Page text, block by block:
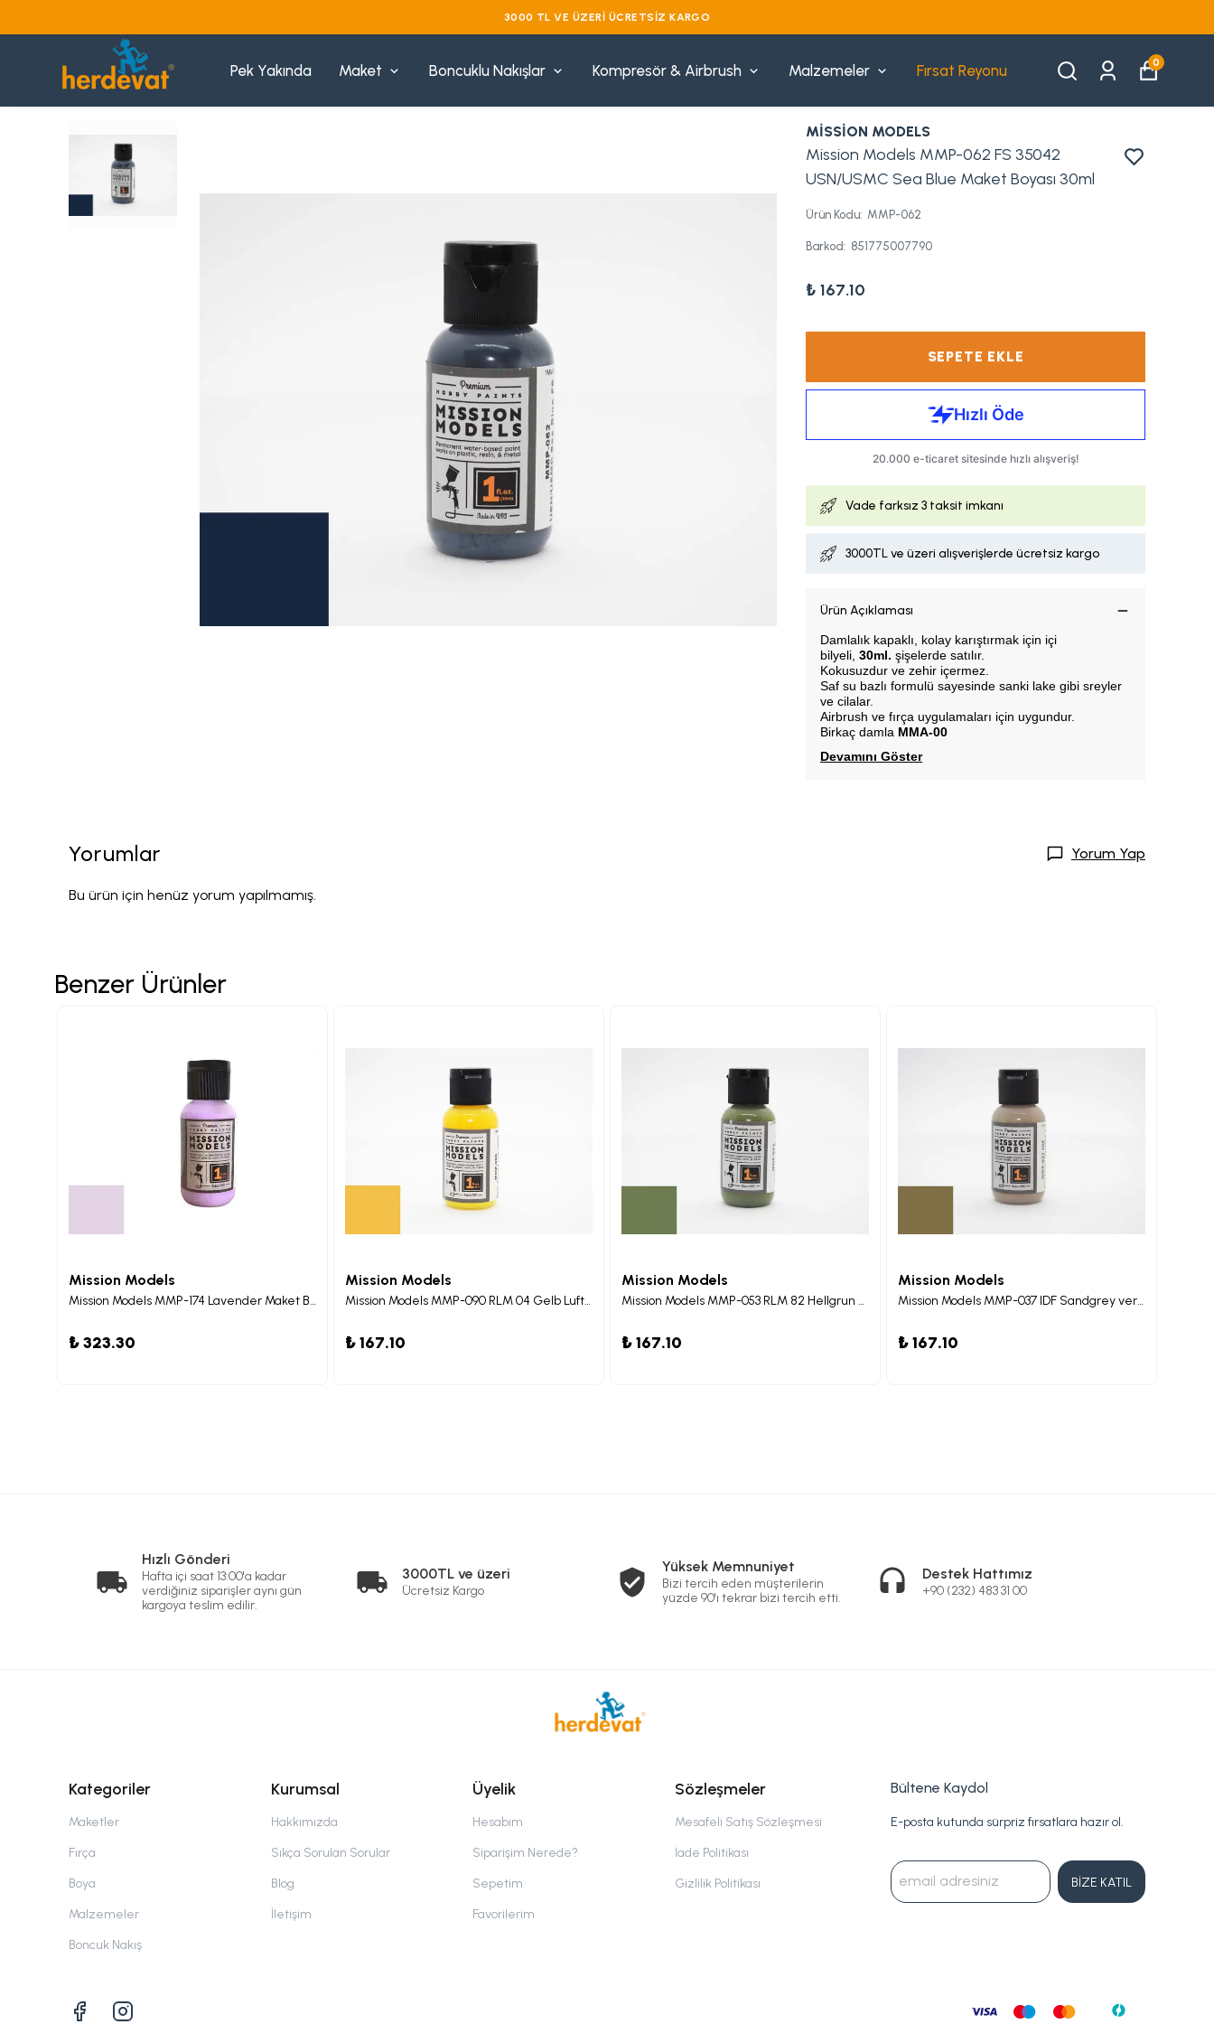
3000 TL VE ÜZERI ÜCRETSIZ KARGO
Pek Yakında Maket Boncuklu Nakışlar Kompresör & Airbrush Malzemeler Fırsat Reyonu 0
MİSSİON MODELS
Mission Models MMP-062 FS 35042
USN/USMC Sea Blue Maket Boyası 30ml
Ürün Kodu: MMP-062
Barkod: 851775007790
₺ 167.10
SEPETE EKLE
Vade farksız 3 taksit imkanı
3000TL ve üzeri alışverişlerde ücretsiz kargo
Ürün Açıklaması
Damlalık kapaklı, kolay karıştırmak için içi
bilyeli, 30ml. şişelerde satılır.
Kokusuzdur ve zehir içermez.
Saf su bazlı formulü sayesinde sanki lake gibi sreyler
ve cilalar.
Airbrush ve fırça uygulamaları için uygundur.
Birkaç damla MMA-00
Devamını Göster
Yorumlar Yorum Yap
Bu ürün için henüz yorum yapılmamış.
Benzer Ürünler
Mission Models
Mission Models MMP-174 Lavender Maket Boyası 30ml
₺ 323.30
Mission Models
Mission Models MMP-090 RLM 04 Gelb Luft WWII Maket Boyası 30ml
₺ 167.10
Mission Models
Mission Models MMP-053 RLM 82 Hellgrun Maket Boyası 30ml
₺ 167.10
Mission Models
Mission Models MMP-037 IDF Sandgrey version 1 Maket Boyası 30ml
₺ 167.10
Hızlı Gönderi
Hafta içi saat 13:00'a kadar
verdiğiniz siparişler aynı gün
kargoya teslim edilir.
3000TL ve üzeri
Ücretsiz Kargo
Yüksek Memnuniyet
Bizi tercih eden müşterilerin
yüzde 90'ı tekrar bizi tercih etti.
Destek Hattımız
+90 (232) 483 31 00
Kategoriler
Maketler
Fırça
Boya
Malzemeler
Boncuk Nakış
Kurumsal
Hakkımızda
Sıkça Sorulan Sorular
Blog
İletişim
Üyelik
Hesabım
Siparişim Nerede?
Sepetim
Favorilerim
Sözleşmeler
Mesafeli Satış Sözleşmesi
İade Politikası
Gizlilik Politikası
Bültene Kaydol
E-posta kutunda sürpriz fırsatlara hazır ol.
BİZE KATIL